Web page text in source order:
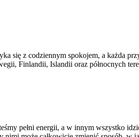
się z codziennym spokojem, a każda
Finlandii, Islandii oraz północnych
pełni energii, a w innym wszystko